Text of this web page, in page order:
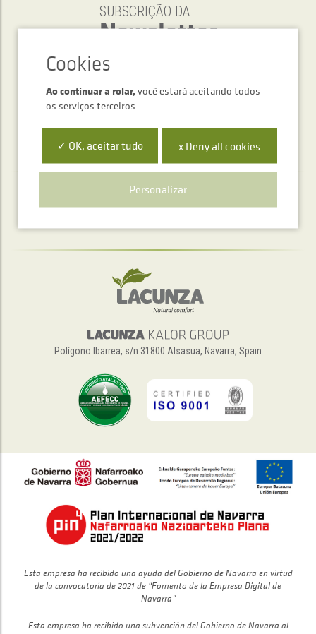
SUBSCRIÇÃO DA
Newsletter
Polígono Ibarrea, s/n 31800 Alsasua, Navarra, Spain
Esta empresa ha recibido una ayuda del Gobierno de Navarra en virtud
de la convocatoria de 2021 de “Fomento de la Empresa Digital de
Navarra”
Esta empresa ha recibido una subvención del Gobierno de Navarra al
Ao continuar a rolar,você estará aceitando todos
os serviços terceiros
✓ OK, aceitar tudo x Deny all cookies
Personalizar